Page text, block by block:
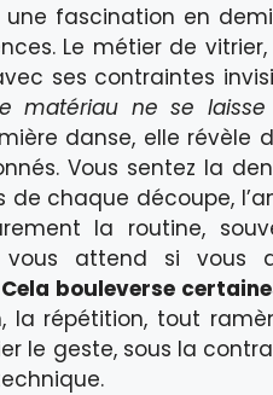
une fascination en
Le métier de
ses contraintes
matériau ne se laisse
danse, elle révèle
Vous sentez la
chaque découpe,
la routine,
attend si vous
Cela bouleverse
la répétition, tout
le geste, sous la